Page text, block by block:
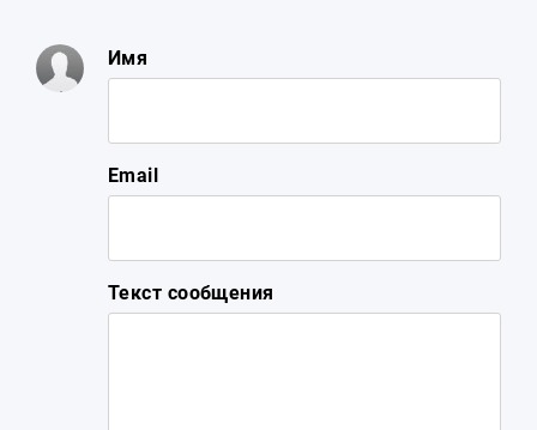
Имя
Email
Текст сообщения